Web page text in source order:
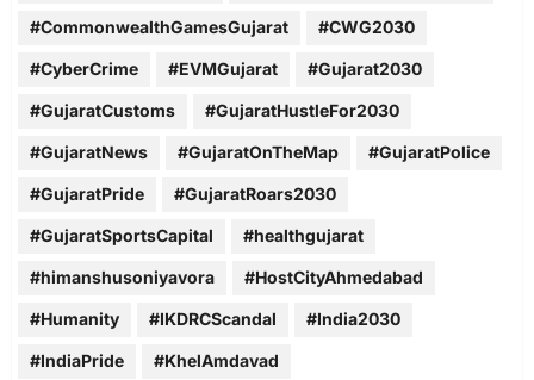
#CommonwealthGamesGujarat #CWG2030
#CyberCrime #EVMGujarat #Gujarat2030
#GujaratCustoms #GujaratHustleFor2030
#GujaratNews #GujaratOnTheMap #GujaratPolice
#GujaratPride #GujaratRoars2030
#GujaratSportsCapital #healthgujarat
#himanshusoniyavora #HostCityAhmedabad
#Humanity #IKDRCScandal #India2030
#IndiaPride #KhelAmdavad